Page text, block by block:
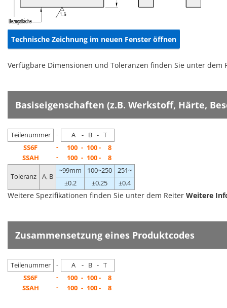
Technische Zeichnung im neuen Fenster öffnen
Verfügbare Dimensionen und Toleranzen finden Sie unter dem
Basiseigenschaften (z.B. Werkstoff, Härte,
Teilenummer -
A - B - T
SS6F
SSAH
-
-
100 - 100 -
8
100 - 100 - 8
Toleranz A, B
~99mm 100~250
251~
±0.2
±0.25 ±0.4
Weitere Spezifikationen finden Sie unter dem Reiter Weitere
Zusammensetzung eines Produktcodes
Teilenummer -
A - B - T
SS6F
SSAH
-
-
100 - 100 -
8
100 - 100 - 8